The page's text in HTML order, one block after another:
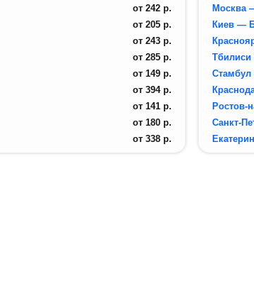
от 242 р.
от 205 р.
от 243 р.
от 285 р.
от 149 р.
от 394 р.
от 141 р.
от 180 р.
от 338 р.
Москва
Киев —
Ростов-
Санкт-